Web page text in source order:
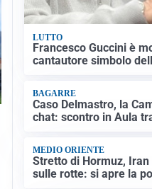
LUTTO
Francesco Guccini è
cantautore simbolo
BAGARRE
Caso Delmastro, la
chat: scontro in Aula
MEDIO ORIENTE
Stretto di Hormuz,
sulle rotte: si apre la